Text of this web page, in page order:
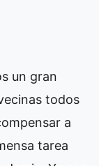
un gran
todos
a
tarea